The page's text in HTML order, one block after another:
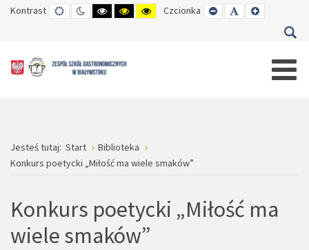
Kontrast TRYB
DOMYŚLNY
TRYB
DZIENNY
WYSOKI
CZARNO-
WYSOKI
CZARNO-
WYSOKI
ŻÓŁTO-
Czcionka SET
SMALLER
SET
DEFAULT
SET
LARGER
Jesteś tutaj: Start
Biblioteka
Konkurs poetycki „Miłość ma wiele smaków”
Konkurs poetycki „Miłość ma
wiele smaków”